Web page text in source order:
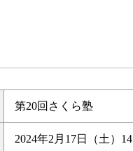
第20回さくら塾
2024年2月17日（土）